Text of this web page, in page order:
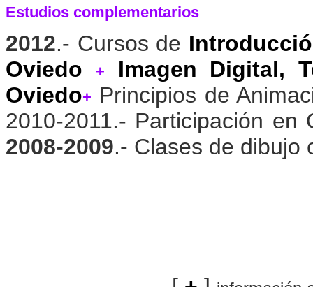
Estudios complementarios
2012.- Cursos de
Oviedo
+
Imagen Digital,
Oviedo+ Principios de
2010-2011.- Participación en
2008-2009.- Clases de dibujo